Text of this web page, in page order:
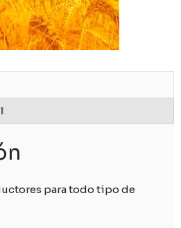
para todo tipo de